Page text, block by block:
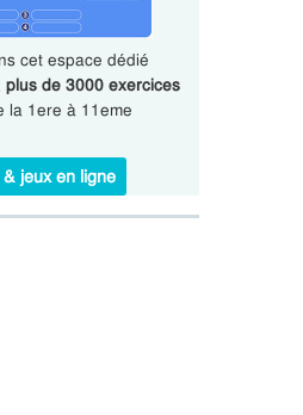
cet espace dédié
plus de 3000 exercices
la 1ere à 11eme
jeux en ligne